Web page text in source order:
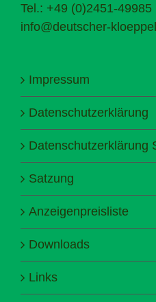
Tel.: +49 (0)2451-49985
info@deutscher-
Impressum
Datenschutzerklärung
Datenschutzerklärung
Satzung
Anzeigenpreisliste
Downloads
Links